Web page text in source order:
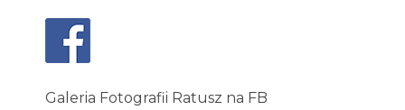
Galeria Fotografii Ratusz na FB